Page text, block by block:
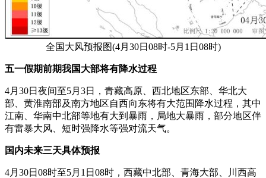
全国大风预报图(4月30日08时-5月1日08时)
五一假期前期我国大部将有降水过程
4月30日夜间至5月3日，青藏高原、西北地区东部、华北大
部、黄淮南部及南方地区自西向东将有大范围降水过程，其中
江南、华南中北部等地有大到暴雨，局地大暴雨，部分地区伴
有雷暴大风、短时强降水等强对流天气。
国内未来三天具体预报
4月30日08时至5月1日08时，西藏中北部、青海大部、川西高